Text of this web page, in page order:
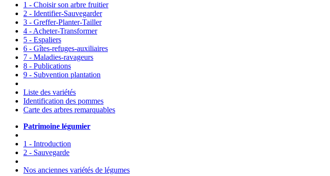
1 - Choisir son arbre fruitier
2 - Identifier-Sauvegarder
3 - Greffer-Planter-Tailler
4 - Acheter-Transformer
5 - Espaliers
6 - Gîtes-refuges-auxiliaires
7 - Maladies-ravageurs
8 - Publications
9 - Subvention plantation
Liste des variétés
Identification des pommes
Carte des arbres remarquables
Patrimoine légumier
1 - Introduction
2 - Sauvegarde
Nos anciennes variétés de légumes